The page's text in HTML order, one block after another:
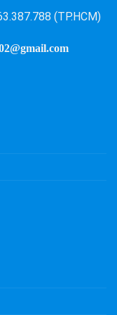
(TP.HCM)